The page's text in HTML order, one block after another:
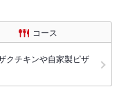
コース
クチキンや自家製ピザ